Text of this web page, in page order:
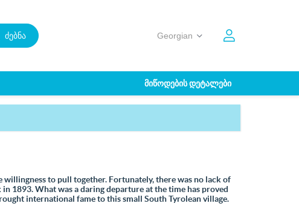
ძებნა
ᲛᲘᲬᲝᲓᲔᲑᲘᲡ ᲓᲔᲢᲐᲚᲔᲑᲘ
to pull together. Fortunately, there was no lack of
1893. What was a daring departure at the time has proved
international fame to this small South Tyrolean village.